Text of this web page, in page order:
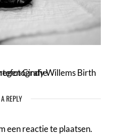
Birth Day geboortefotografie
REPLY
een reactie te plaatsen.